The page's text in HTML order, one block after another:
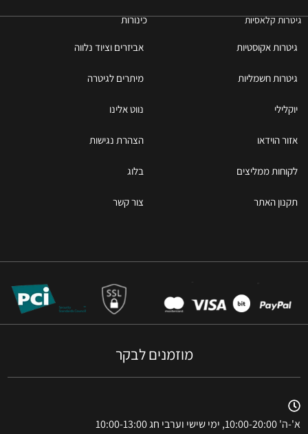
גיטרות קלאסיות כינורות
גיטרות אקוסטיות אביזרים וציוד נלווה
גיטרות חשמליות מיתרים לגיטרה
יוקלילי נווט אלינו
אזור הוידאו הצהרת נגישות
לקוחות ממליצים בלוג
תקנון האתר צור קשר
מוזמנים לבקר
א'-ה' 10:00-20:00, ימי שישי וערבי חג 10:00-13:00